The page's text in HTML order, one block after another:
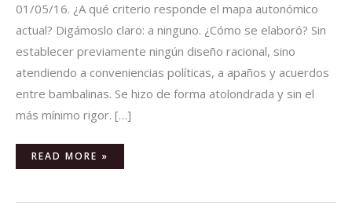
01/05/16. ¿A qué criterio responde el mapa autonómico
actual? Digámoslo claro: a ninguno. ¿Cómo se elaboró? Sin
establecer previamente ningún diseño racional, sino
atendiendo a conveniencias políticas, a apaños y acuerdos
entre bambalinas. Se hizo de forma atolondrada y sin el
más mínimo rigor. […]
READ MORE »